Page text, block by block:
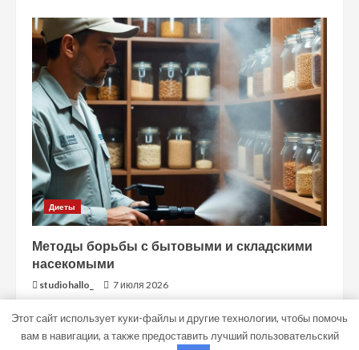
Диеты
Методы борьбы с бытовыми и складскими
насекомыми
studiohallo_ 7 июля 2026
Copyright © Все права защищены.|MoreNewsот AF
Этот сайт использует куки-файлы и другие технологии, чтобы помочь
вам в навигации, а также предоставить лучший пользовательский